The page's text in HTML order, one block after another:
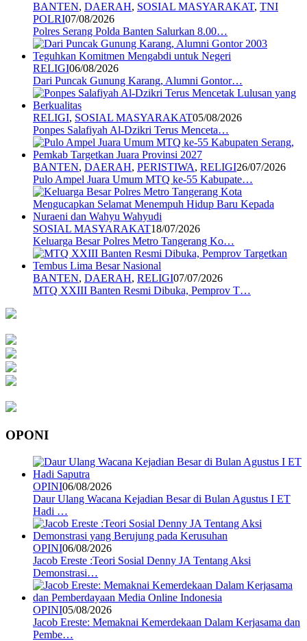
BANTEN, DAERAH, SOSIAL MASYARAKAT, TNI
POLRI07/08/2026
Polres Serang Polda Banten Salurkan 8.00…
RELIGI06/08/2026
Dari Puncak Gunung Karang, Alumni Gontor…
RELIGI, SOSIAL MASYARAKAT05/08/2026
Ponpes Salafiyah Al-Dzikri Terus Menceta…
BANTEN, DAERAH, PERISTIWA, RELIGI26/07/2026
Pulo Ampel Juara Umum MTQ ke-55 Kabupate…
SOSIAL MASYARAKAT18/07/2026
Keluarga Besar Polres Metro Tangerang Ko…
BANTEN, DAERAH, RELIGI07/07/2026
MTQ XXIII Banten Resmi Dibuka, Pemprov T…
OPONI
OPINI06/08/2026
Daur Ulang Wacana Kejadian Besar di Bulan Agustus I ET
Hadi …
OPINI06/08/2026
Jacob Ereste :Teori Sosial Denny JA Tentang Aksi
Demonstrasi…
OPINI05/08/2026
Jacob Ereste: Memaknai Kemerdekaan Dalam Kerjasama dan
Pembe…